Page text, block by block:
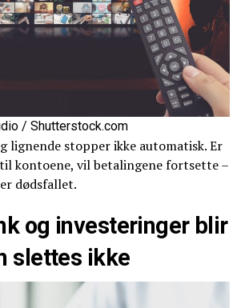
/ Shutterstock.com
lignende stopper ikke automatisk. Er
kontoene, vil betalingene fortsette –
dødsfallet.
og investeringer blir
slettes ikke